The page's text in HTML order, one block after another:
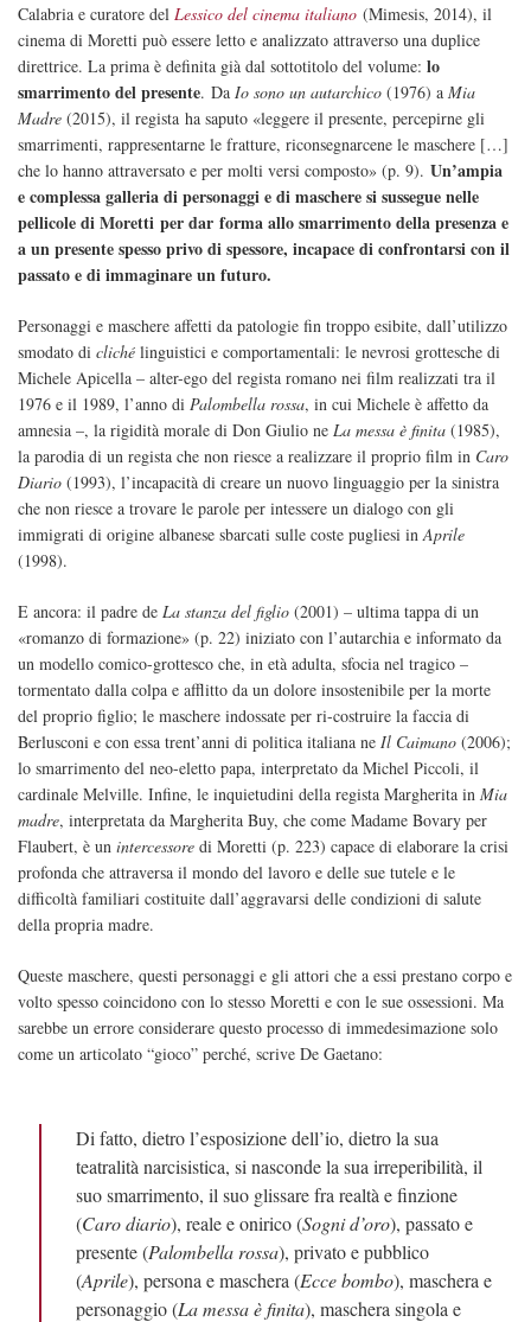
Calabria e curatore del Lessico del cinema italiano (Mimesis, 2014), il
cinema di Moretti può essere letto e analizzato attraverso una duplice
direttrice. La prima è definita già dal sottotitolo del volume: lo
smarrimento del presente. Da Io sono un autarchico (1976) a Mia
Madre (2015), il regista ha saputo «leggere il presente, percepirne gli
smarrimenti, rappresentarne le fratture, riconsegnarcene le maschere […]
che lo hanno attraversato e per molti versi composto» (p. 9). Un’ampia
e complessa galleria di personaggi e di maschere si sussegue nelle
pellicole di Moretti per dar forma allo smarrimento della presenza e
a un presente spesso privo di spessore, incapace di confrontarsi con il
passato e di immaginare un futuro.
Personaggi e maschere affetti da patologie fin troppo esibite, dall’utilizzo
smodato di cliché linguistici e comportamentali: le nevrosi grottesche di
Michele Apicella – alter-ego del regista romano nei film realizzati tra il
1976 e il 1989, l’anno di Palombella rossa, in cui Michele è affetto da
amnesia –, la rigidità morale di Don Giulio ne La messa è finita (1985),
la parodia di un regista che non riesce a realizzare il proprio film in Caro
Diario (1993), l’incapacità di creare un nuovo linguaggio per la sinistra
che non riesce a trovare le parole per intessere un dialogo con gli
immigrati di origine albanese sbarcati sulle coste pugliesi in Aprile
(1998).
E ancora: il padre de La stanza del figlio (2001) – ultima tappa di un
«romanzo di formazione» (p. 22) iniziato con l’autarchia e informato da
un modello comico-grottesco che, in età adulta, sfocia nel tragico –
tormentato dalla colpa e afflitto da un dolore insostenibile per la morte
del proprio figlio; le maschere indossate per ri-costruire la faccia di
Berlusconi e con essa trent’anni di politica italiana ne Il Caimano (2006);
lo smarrimento del neo-eletto papa, interpretato da Michel Piccoli, il
cardinale Melville. Infine, le inquietudini della regista Margherita in Mia
madre, interpretata da Margherita Buy, che come Madame Bovary per
Flaubert, è un intercessore di Moretti (p. 223) capace di elaborare la crisi
profonda che attraversa il mondo del lavoro e delle sue tutele e le
difficoltà familiari costituite dall’aggravarsi delle condizioni di salute
della propria madre.
Queste maschere, questi personaggi e gli attori che a essi prestano corpo e
volto spesso coincidono con lo stesso Moretti e con le sue ossessioni. Ma
sarebbe un errore considerare questo processo di immedesimazione solo
come un articolato “gioco” perché, scrive De Gaetano:
Di fatto, dietro l’esposizione dell’io, dietro la sua
teatralità narcisistica, si nasconde la sua irreperibilità, il
suo smarrimento, il suo glissare fra realtà e finzione
(Caro diario), reale e onirico (Sogni d’oro), passato e
presente (Palombella rossa), privato e pubblico
(Aprile), persona e maschera (Ecce bombo), maschera e
personaggio (La messa è finita), maschera singola e